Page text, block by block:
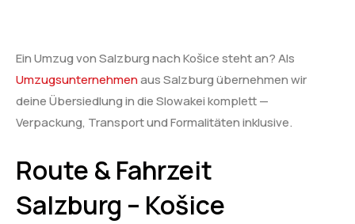
Ein Umzug von Salzburg nach Košice steht an? Als
Umzugsunternehmenaus Salzburg übernehmen wir
deine Übersiedlung in die Slowakei komplett —
Verpackung, Transport und Formalitäten inklusive.
Route & Fahrzeit
Salzburg – Košice